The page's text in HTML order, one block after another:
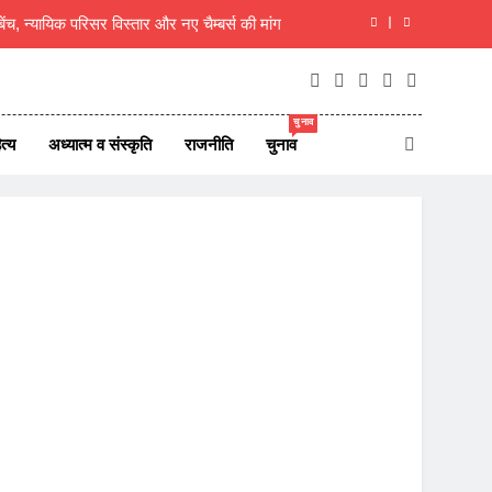
को लेकर तमिलनाडु में सियासी हलचल तेज
10 दिन बाद गौमुख जल से करेंगे अभिषेक
अध्यात्म व संस्कृति राजनीति चुनाव
चुनाव